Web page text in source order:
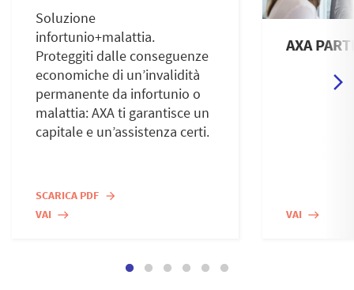
Soluzione
infortunio+malattia.
Proteggiti dalle conseguenze
economiche di un’invalidità
permanente da infortunio o
malattia: AXA ti garantisce un
capitale e un’assistenza certi.
SCARICA PDF arrow_forward
VAI east
AXA
VAI east